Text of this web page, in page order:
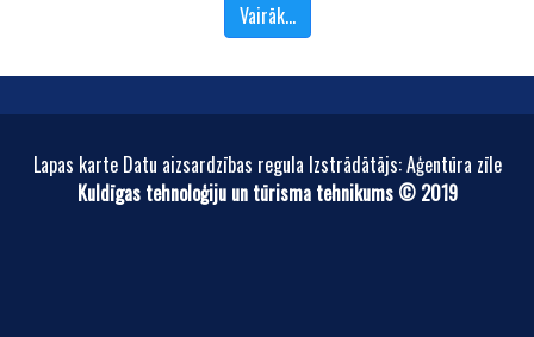
Vairāk…
Lapas karte Datu aizsardzības regula Izstrādātājs: Aģentūra zīle
Kuldīgas tehnoloģiju un tūrisma tehnikums © 2019